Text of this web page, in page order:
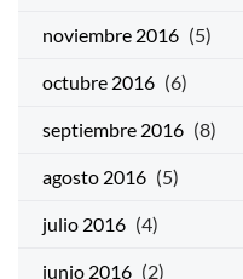
noviembre 2016 (5)
octubre 2016 (6)
septiembre 2016 (8)
agosto 2016 (5)
julio 2016 (4)
junio 2016 (2)